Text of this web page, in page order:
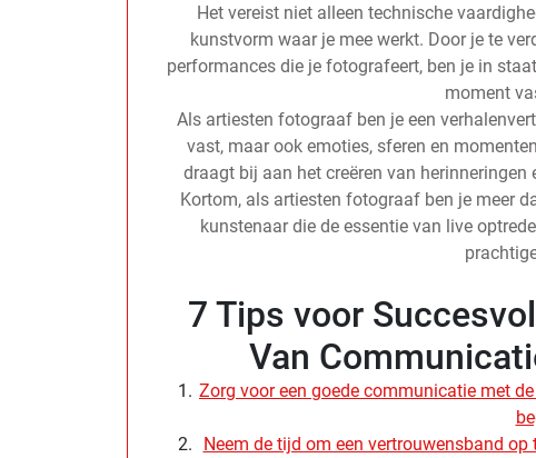
Het vereist niet alleen technische
kunstvorm waar je mee werkt. Door je te
performances die je fotografeert, ben je in
moment
Als artiesten fotograaf ben je een
vast, maar ook emoties, sferen en
draagt bij aan het creëren van
Kortom, als artiesten fotograaf ben je meer
kunstenaar die de essentie van live
7 Tips voor
Van
Zorg voor een goede communicatie met
Neem de tijd om een vertrouwensband